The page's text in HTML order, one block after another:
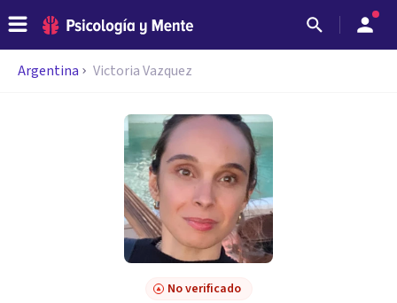
Argentina Victoria Vazquez
No verificado